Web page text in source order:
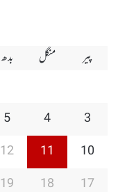
پیر
منگل بدھ
3
4
5
10
11
12
17
18
19